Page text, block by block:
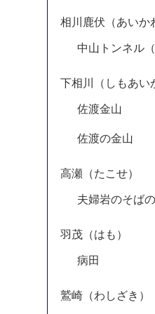
相川鹿伏（あいか
中山トンネル（
下相川（しもあい
佐渡金山
佐渡の金山
高瀬（たこせ）
夫婦岩のそば
羽茂（はも）
病田
鷲崎（わしざき）